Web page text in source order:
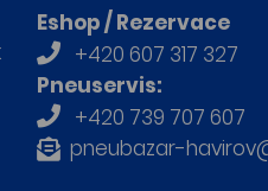
Eshop / Rezervace
+420 607 317 327
Pneuservis:
+420 739 707 607
pneubazar-